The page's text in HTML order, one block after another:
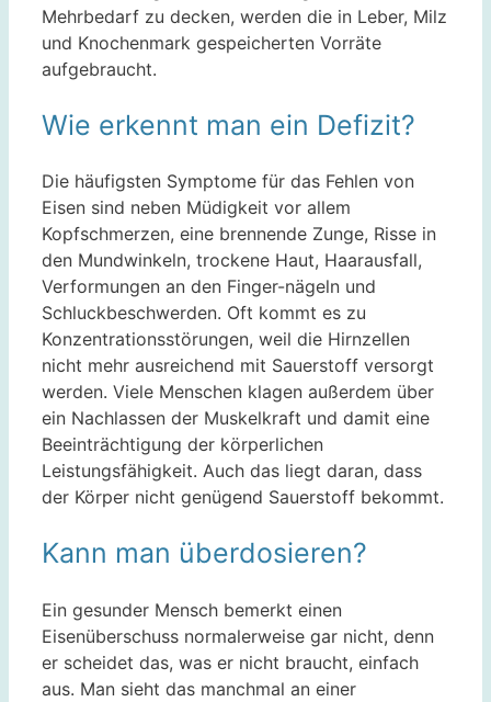
Mehrbedarf zu decken, werden die in Leber, Milz
und Knochenmark gespeicherten Vorräte
aufgebraucht.
Wie erkennt man ein Defizit?
Die häufigsten Symptome für das Fehlen von
Eisen sind neben Müdigkeit vor allem
Kopfschmerzen, eine brennende Zunge, Risse in
den Mundwinkeln, trockene Haut, Haarausfall,
Verformungen an den Finger-nägeln und
Schluckbeschwerden. Oft kommt es zu
Konzentrationsstörungen, weil die Hirnzellen
nicht mehr ausreichend mit Sauerstoff versorgt
werden. Viele Menschen klagen außerdem über
ein Nachlassen der Muskelkraft und damit eine
Beeinträchtigung der körperlichen
Leistungsfähigkeit. Auch das liegt daran, dass
der Körper nicht genügend Sauerstoff bekommt.
Kann man überdosieren?
Ein gesunder Mensch bemerkt einen
Eisenüberschuss normalerweise gar nicht, denn
er scheidet das, was er nicht braucht, einfach
aus. Man sieht das manchmal an einer